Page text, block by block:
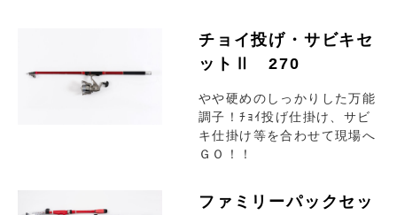
チョイ投げ・サビキセ
ットⅡ 270
やや硬めのしっかりした万能
調子！ﾁｮｲ投げ仕掛け、サビ
キ仕掛け等を合わせて現場へ
ＧＯ！！
ファミリーパックセッ